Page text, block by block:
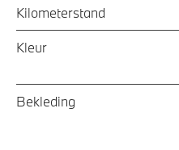
Kilometerstand
Kleur
Bekleding